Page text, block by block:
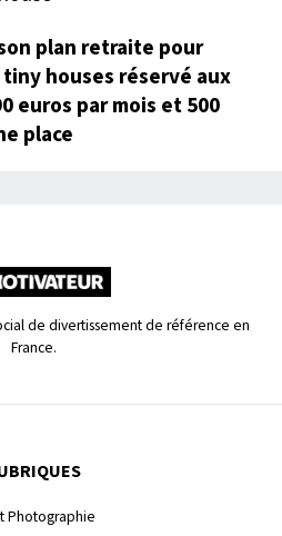
plan retraite pour
houses réservé aux
euros par mois et 500
place
de divertissement de référence en
France.
Photographie